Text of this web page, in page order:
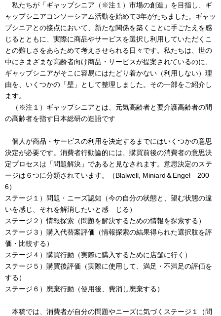
私たちが「ギャップシニア（※注１）市場の創造」を目指し、ギ
ャップシニアコンソーシアム活動を始めて3年がたちました。ギャッ
プシニアとの接点において、新たな関係を築くことに手ごたえを感
じるとともに、実際に商品やサービスを選択し利用していただくこ
との難しさをあらためて考えさせられる日々です。私たちは、世の
中にさまざまな高齢者向け商品・サービスが提案されているのに、
ギャップシニアがそこに容易にはたどり着かない（利用しない）理
由を、いくつかの「壁」として整理しました。その一部をご紹介し
ます。
（※注１）ギャップシニアとは、元気高齢者と要介護高齢者の間
の高齢者を指す日本総研の造語です
個人が商品・サービスの利用を決定するまでにはいくつかの意思
決定が必要です。消費者行動論的には、購買前後の消費者の意思決
定プロセスは「問題解決」であると見なされます。意思決定のステ
ージは６つに分類されています。（Blalwell, Miniard＆Engel 200
6）
ステージ１）問題・ニーズ認知（今の自分の状態と、望む状態の違
いを感じ、それを解消したいと感 じる）
ステージ２）情報探索（問題を解決するための情報を探索する）
ステージ３）購入代替案評価（情報探索の結果得られた選択肢を評
価・比較する）
ステージ４）購買行動（実際に購入するために店舗に行く）
ステージ５）購買後評価（実際に使用して、満足・不満足の評価を
する）
ステージ６）廃棄行動（使用後、費消し廃棄する）
本稿では、消費者が自分の問題やニーズに気づくステージ１（問